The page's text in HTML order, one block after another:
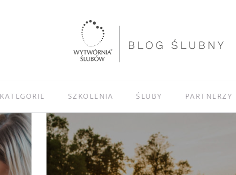
KATEGORIE SZKOLENIA ŚLUBY PARTNERZY